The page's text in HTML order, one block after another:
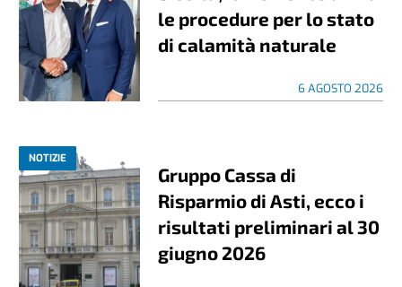
le procedure per lo stato
di calamità naturale
6 AGOSTO 2026
NOTIZIE
Gruppo Cassa di
Risparmio di Asti, ecco i
risultati preliminari al 30
giugno 2026